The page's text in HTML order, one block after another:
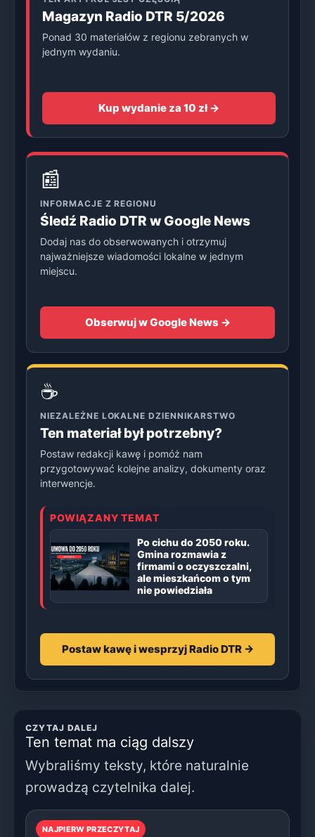
Magazyn Radio DTR 5/2026
Ponad 30 materiałów z regionu zebranych w
jednym wydaniu.
Kup wydanie za 10 zł →
📰
INFORMACJE Z REGIONU
Śledź Radio DTR w Google News
Dodaj nas do obserwowanych i otrzymuj
najważniejsze wiadomości lokalne w jednym
miejscu.
Obserwuj w Google News →
☕
NIEZALEŻNE LOKALNE DZIENNIKARSTWO
Ten materiał był potrzebny?
Postaw redakcji kawę i pomóż nam
przygotowywać kolejne analizy, dokumenty oraz
interwencje.
POWIĄZANY TEMAT
Po cichu do 2050 roku.
Gmina rozmawia z
firmami o oczyszczalni,
ale mieszkańcom o tym
nie powiedziała
Postaw kawę i wesprzyj Radio DTR →
CZYTAJ DALEJ
Ten temat ma ciąg dalszy
Wybraliśmy teksty, które naturalnie
prowadzą czytelnika dalej.
NAJPIERW PRZECZYTAJ